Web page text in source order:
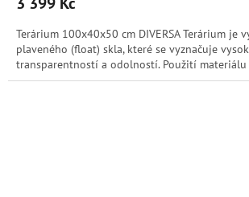
Terárium 100x40x50 cm DIVERSA Terárium je
plaveného (float) skla, které se vyznačuje
transparentností a odolností. Použití materiálu